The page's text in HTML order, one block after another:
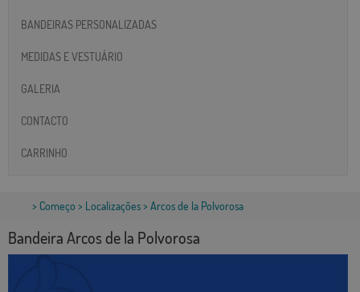
BANDEIRAS PERSONALIZADAS
MEDIDAS E VESTUÁRIO
GALERIA
CONTACTO
CARRINHO
> Começo > Localizações> Arcos de la Polvorosa
Bandeira Arcos de la Polvorosa